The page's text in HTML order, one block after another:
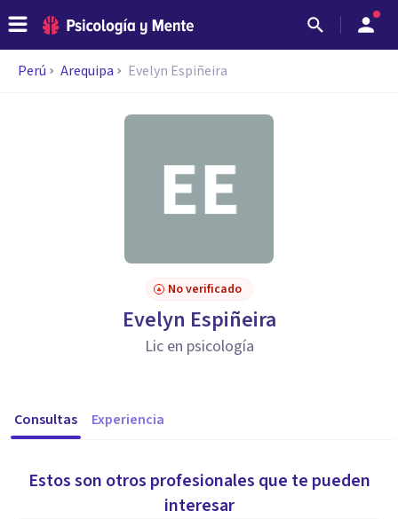
Perú Arequipa Evelyn Espiñeira
No verificado
Evelyn Espiñeira
Lic en psicología
Consultas Experiencia
Estos son otros profesionales que te pueden
interesar